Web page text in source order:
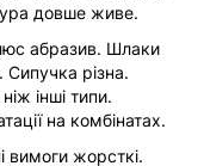
довше живе.
абразив. Шлаки
різна.
інші типи.
на комбінатах.
вимоги жорсткі.